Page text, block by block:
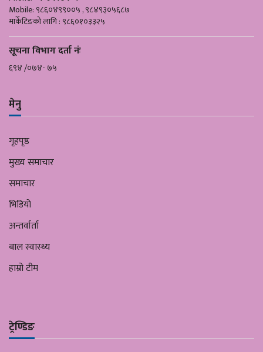
Mobile: ९८६०४९९००५ , ९८४९३०५६८७
मार्केटिङको लागि : ९८६०१०३३२५
सूचना विभाग दर्ता नंः
६९४ /०७४- ७५
मेनु
गृहपृष्ठ
मुख्य समाचार
समाचार
भिडियो
अन्तर्वार्ता
बाल स्वास्थ्य
हाम्रो टीम
ट्रेण्डिङ